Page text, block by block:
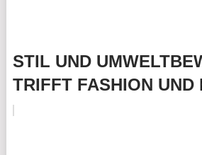
STIL UND
TRIFFT FASHION UND